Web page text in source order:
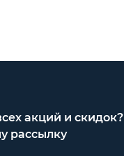
акций и скидок?
рассылку